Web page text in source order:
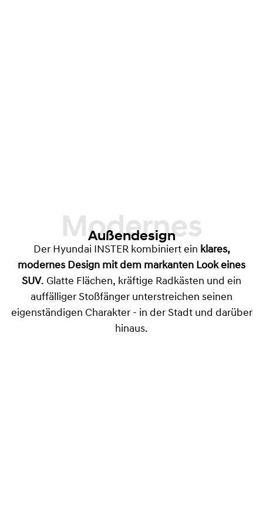
Modernes
Außendesign
Der Hyundai INSTER kombiniert ein klares,
modernes Design mit dem markanten Look eines
SUV. Glatte Flächen, kräftige Radkästen und ein
auffälliger Stoßfänger unterstreichen seinen
eigenständigen Charakter - in der Stadt und darüber
hinaus.